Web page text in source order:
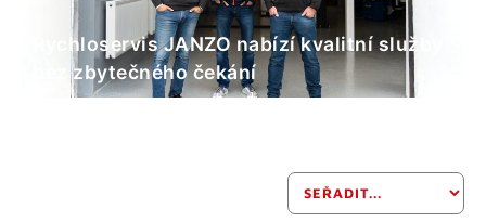
Rychloservis JANZO nabízí kvalitní služby
bez zbytečného čekání